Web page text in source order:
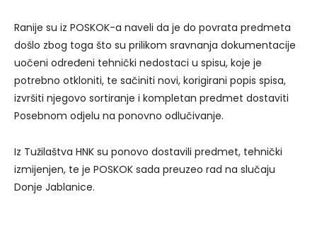
Ranije su iz POSKOK-a naveli da je do povrata predmeta
došlo zbog toga što su prilikom sravnanja dokumentacije
uočeni određeni tehnički nedostaci u spisu, koje je
potrebno otkloniti, te sačiniti novi, korigirani popis spisa,
izvršiti njegovo sortiranje i kompletan predmet dostaviti
Posebnom odjelu na ponovno odlučivanje.
Iz Tužilaštva HNK su ponovo dostavili predmet, tehnički
izmijenjen, te je POSKOK sada preuzeo rad na slučaju
Donje Jablanice.